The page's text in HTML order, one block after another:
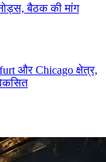
बैठक की मांग
और Chicago क्षेत्र,